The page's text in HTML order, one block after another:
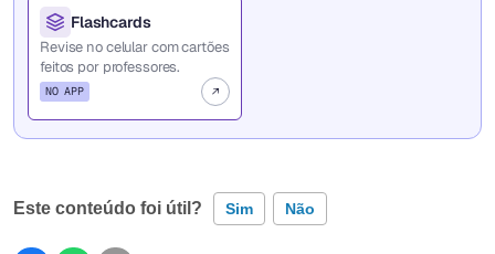
Flashcards
Revise no celular com cartões
feitos por professores.
NO APP
Este conteúdo foi útil? Sim Não